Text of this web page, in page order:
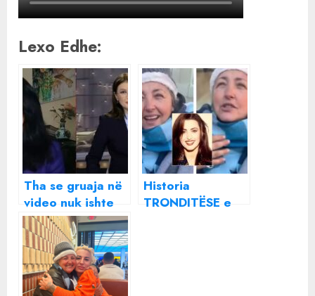
Lexo Edhe:
Tha se gruaja në
video nuk ishte
Parashqevi
Simaku, Zhaku:
Kontaktova një
detektiv privat.
S’doja ta besoja
Historia
TRONDITËSE e